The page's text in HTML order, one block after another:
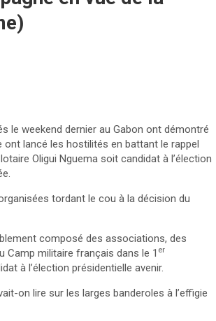
le weekend dernier au Gabon ont démontré
lancé les hostilités en battant le rappel
Oligui Nguema soit candidat à l’élection
tordant le cou à la décision du
composé des associations, des
Camp militaire français dans le 1 er
à l’élection présidentielle avenir.
on lire sur les larges banderoles à l’effigie